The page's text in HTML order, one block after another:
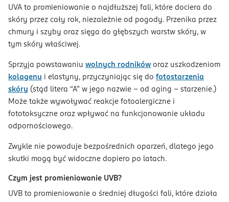
UVA to promieniowanie o najdłuższej fali, które dociera do
skóry przez cały rok, niezależnie od pogody. Przenika przez
chmury i szyby oraz sięga do głębszych warstw skóry, w
tym skóry właściwej.
Sprzyja powstawaniu wolnych rodników oraz uszkodzeniom
kolagenu i elastyny, przyczyniając się do fotostarzenia
skóry (stąd litera “A” w jego nazwie - od aging – starzenie.)
Może także wywoływać reakcje fotoalergiczne i
fototoksyczne oraz wpływać na funkcjonowanie układu
odpornościowego.
Zwykle nie powoduje bezpośrednich oparzeń, dlatego jego
skutki mogą być widoczne dopiero po latach.
Czym jest promieniowanie UVB?
UVB to promieniowanie o średniej długości fali, które działa